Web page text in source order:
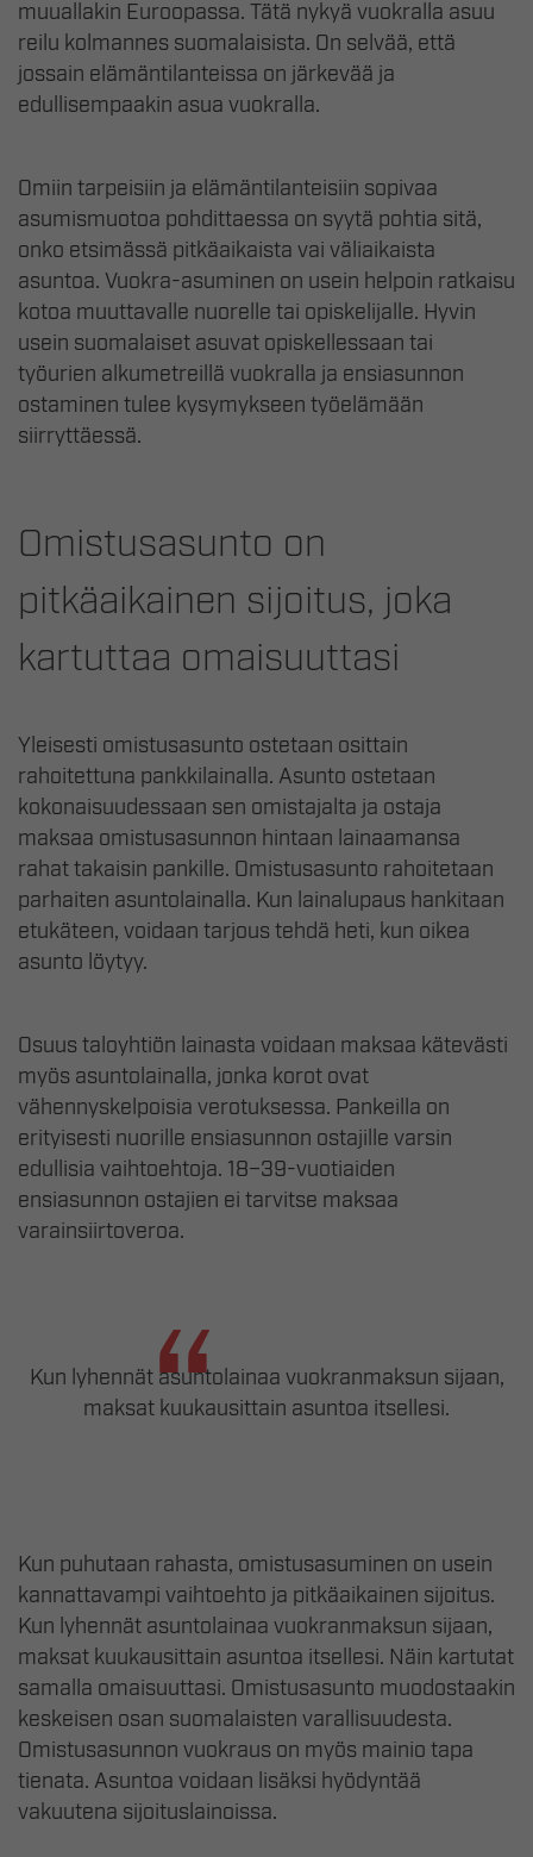
muuallakin Euroopassa. Tätä nykyä vuokralla asuu
reilu kolmannes suomalaisista. On selvää, että
jossain elämäntilanteissa on järkevää ja
edullisempaakin asua vuokralla.
Omiin tarpeisiin ja elämäntilanteisiin sopivaa
asumismuotoa pohdittaessa on syytä pohtia sitä,
onko etsimässä pitkäaikaista vai väliaikaista
asuntoa. Vuokra-asuminen on usein helpoin ratkaisu
kotoa muuttavalle nuorelle tai opiskelijalle. Hyvin
usein suomalaiset asuvat opiskellessaan tai
työurien alkumetreillä vuokralla ja ensiasunnon
ostaminen tulee kysymykseen työelämään
siirryttäessä.
Omistusasunto on
pitkäaikainen sijoitus, joka
kartuttaa omaisuuttasi
Yleisesti omistusasunto ostetaan osittain
rahoitettuna pankkilainalla. Asunto ostetaan
kokonaisuudessaan sen omistajalta ja ostaja
maksaa omistusasunnon hintaan lainaamansa
rahat takaisin pankille. Omistusasunto rahoitetaan
parhaiten asuntolainalla. Kun lainalupaus hankitaan
etukäteen, voidaan tarjous tehdä heti, kun oikea
asunto löytyy.
Osuus taloyhtiön lainasta voidaan maksaa kätevästi
myös asuntolainalla, jonka korot ovat
vähennyskelpoisia verotuksessa. Pankeilla on
erityisesti nuorille ensiasunnon ostajille varsin
edullisia vaihtoehtoja. 18–39-vuotiaiden
ensiasunnon ostajien ei tarvitse maksaa
varainsiirtoveroa.
Kun lyhennät asuntolainaa vuokranmaksun sijaan,
maksat kuukausittain asuntoa itsellesi.
Kun puhutaan rahasta, omistusasuminen on usein
kannattavampi vaihtoehto ja pitkäaikainen sijoitus.
Kun lyhennät asuntolainaa vuokranmaksun sijaan,
maksat kuukausittain asuntoa itsellesi. Näin kartutat
samalla omaisuuttasi. Omistusasunto muodostaakin
keskeisen osan suomalaisten varallisuudesta.
Omistusasunnon vuokraus on myös mainio tapa
tienata. Asuntoa voidaan lisäksi hyödyntää
vakuutena sijoituslainoissa.